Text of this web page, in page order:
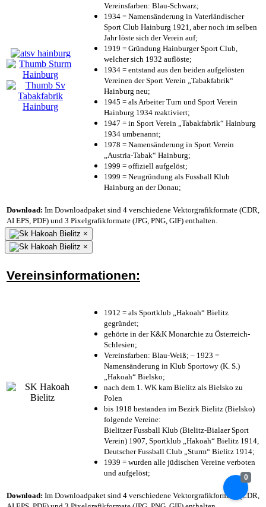
0
Vereinsfarben: Blau-Schwarz;
1934 = Namensänderung in Vaterländischer
Sport Club Hainburg 1921, aber noch im selben
Jahr löste sich der Verein auf;
1919 = Gründung Hainburger Sport Club,
welcher sich 1932 auflöste;
1934 = entstand aus den beiden aufgelösten
Vereinen der Sport Verein „Tabakfabrik“
Hainburg neu;
1945 = als Arbeiter Turn und Sport Verein
Hainburg 1934 reaktiviert;
1947 = in Sport Verein „Tabakfabrik“ Hainburg
1934 umbenannt;
1978 = Namensänderung in Sport Verein
„Austria-Tabak“ Hainburg;
1999 = offiziell aufgelöst;
1999 = Neugründung als Fussball Klub
Hainburg an der Donau;
Download: Im Downloadpaket sind 4 verschiedene Vektorgrafikformate (CDR,
AI EPS, PDF) und 3 Pixelgrafikformate (JPG, PNG, GIF) enthalten.
×
×
Vereinsinformationen:
1912 = als Sportklub „Hakoah“ Bielitz
gegründet;
gehörte in der K&K Monarchie zu Österreich-
Schlesien;
Vereinsfarben: Blau-Weiß; – 1923 =
Namensänderung in Klub Sportowy (K. S.)
„Hakoah“ Bielsko;
nach dem 1. WK kam Bielitz als Bielsko zu
Polen
bis 1918 bestanden im Bezirk Bielitz (Bielsko)
folgende Vereine:
Bielitzer Fussball Klub (Bielitz-Bialaer Sport
Verein) 1907, Sportklub „Hakoah“ Bielitz 1914,
Deutscher Fussball Club „Sturm“ Bielitz 1914;
1939 = wurden alle jüdischen Vereine verboten
und aufgelöst;
Download: Im Downloadpaket sind 4 verschiedene Vektorgrafikformate (CDR,